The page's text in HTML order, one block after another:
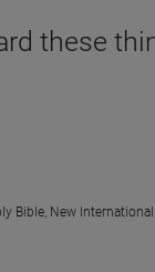
these
Bible, New